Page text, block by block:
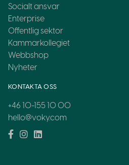
Socialt ansvar
Enterprise
Offentlig sektor
Kammarkollegiet
Webbshop
Nyheter
KONTAKTA OSS
+46 10-155 10 00
hello@voky.com